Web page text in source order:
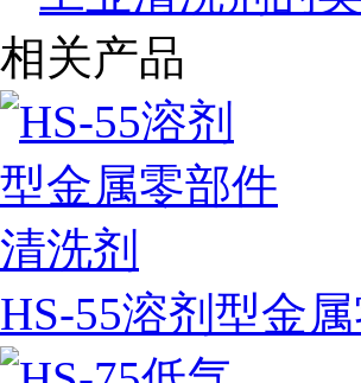
相关产品
HS-55溶剂型金